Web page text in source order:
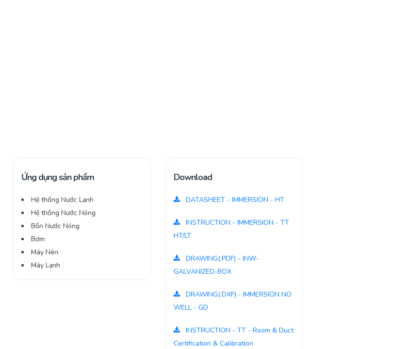
Ứng dụng sản phẩm
Hệ thống Nước Lạnh
Hệ thống Nước Nóng
Bồn Nước Nóng
Bơm
Máy Nén
Máy Lạnh
Download
DATASHEET - IMMERSION - HT
INSTRUCTION - IMMERSION - TT
HT/LT
DRAWING(.PDF) - INW-
GALVANIZED-BOX
DRAWING(.DXF) - IMMERSION NO
WELL - GD
INSTRUCTION - TT - Room & Duct
Certification & Calibration